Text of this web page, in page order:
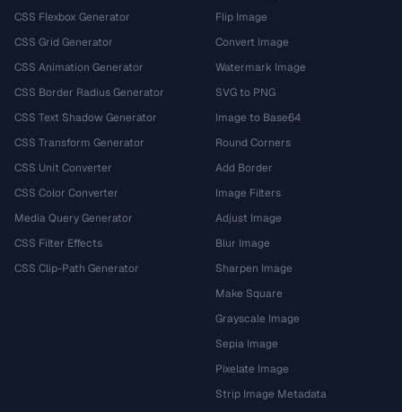
CSS Flexbox Generator
CSS Grid Generator
CSS Animation Generator
CSS Border Radius Generator
CSS Text Shadow Generator
CSS Transform Generator
CSS Unit Converter
CSS Color Converter
Media Query Generator
CSS Filter Effects
CSS Clip-Path Generator
Flip Image
Convert Image
Watermark Image
SVG to PNG
Image to Base64
Round Corners
Add Border
Image Filters
Adjust Image
Blur Image
Sharpen Image
Make Square
Grayscale Image
Sepia Image
Pixelate Image
Strip Image Metadata